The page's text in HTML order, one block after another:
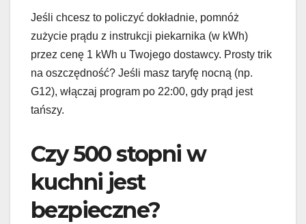
Jeśli chcesz to policzyć dokładnie, pomnóż
zużycie prądu z instrukcji piekarnika (w kWh)
przez cenę 1 kWh u Twojego dostawcy. Prosty trik
na oszczędność? Jeśli masz taryfę nocną (np.
G12), włączaj program po 22:00, gdy prąd jest
tańszy.
Czy 500 stopni w
kuchni jest
bezpieczne?